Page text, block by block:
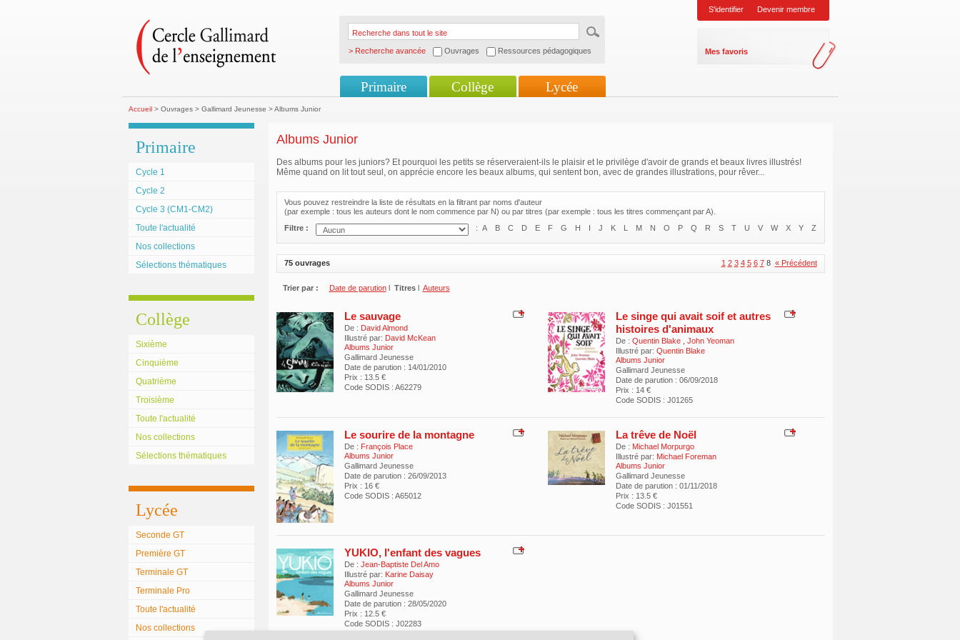
> Recherche avancée Ouvrages Ressources pédagogiques
S'identifier Devenir membre
Mes favoris
Primaire Collège Lycée
Accueil> Ouvrages > Gallimard Jeunesse > Albums Junior
Primaire
Cycle 1
Cycle 2
Cycle 3 (CM1-CM2)
Toute l'actualité
Nos collections
Sélections thématiques
Collège
Sixième
Cinquième
Quatrième
Troisième
Toute l'actualité
Nos collections
Sélections thématiques
Lycée
Seconde GT
Première GT
Terminale GT
Terminale Pro
Toute l'actualité
Nos collections
Albums Junior
Des albums pour les juniors? Et pourquoi les petits se réserveraient-ils le plaisir et le privilège d'avoir de grands et beaux livres illustrés!
Même quand on lit tout seul, on apprécie encore les beaux albums, qui sentent bon, avec de grandes illustrations, pour rêver...
Vous pouvez restreindre la liste de résultats en la filtrant par noms d'auteur
(par exemple : tous les auteurs dont le nom commence par N) ou par titres (par exemple : tous les titres commençant par A).
Filtre :
: A B C D E F G H I J K L M N O P Q R S T U V W X Y Z
1 2 3 4 5 6 7 8 « Précédent
75 ouvrages
Trier par : Date de parution l Titres l Auteurs
Le sauvage
De : David Almond
Illustré par: David McKean
Albums Junior
Gallimard Jeunesse
Date de parution : 14/01/2010
Prix : 13.5 €
Code SODIS : A62279
Le singe qui avait soif et autres
histoires d'animaux
De : Quentin Blake
John Yeoman
Illustré par: Quentin Blake
Albums Junior
Gallimard Jeunesse
Date de parution : 06/09/2018
Prix : 14 €
Code SODIS : J01265
Le sourire de la montagne
De : François Place
Albums Junior
Gallimard Jeunesse
Date de parution : 26/09/2013
Prix : 16 €
Code SODIS : A65012
La trêve de Noël
De : Michael Morpurgo
Illustré par: Michael Foreman
Albums Junior
Gallimard Jeunesse
Date de parution : 01/11/2018
Prix : 13.5 €
Code SODIS : J01551
YUKIO, l'enfant des vagues
De : Jean-Baptiste Del Amo
Illustré par: Karine Daisay
Albums Junior
Gallimard Jeunesse
Date de parution : 28/05/2020
Prix : 12.5 €
Code SODIS : J02283